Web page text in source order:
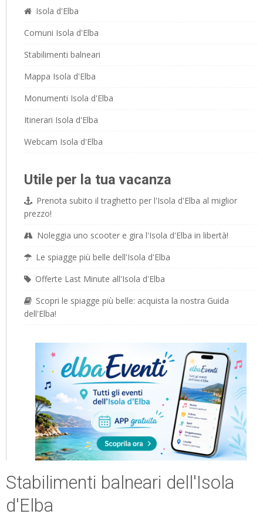
Isola d'Elba
Comuni Isola d'Elba
Stabilimenti balneari
Mappa Isola d'Elba
Monumenti Isola d'Elba
Itinerari Isola d'Elba
Webcam Isola d'Elba
Utile per la tua vacanza
Prenota subito il traghetto per l'Isola d'Elba al miglior
prezzo!
Noleggia uno scooter e gira l'Isola d'Elba in libertà!
Le spiagge più belle dell'Isola d'Elba
Offerte Last Minute all'Isola d'Elba
Scopri le spiagge più belle: acquista la nostra Guida
dell'Elba!
Stabilimenti balneari dell'Isola
d'Elba